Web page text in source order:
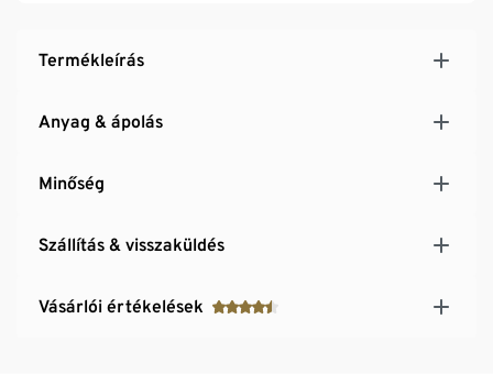
Termékleírás
Anyag & ápolás
Minőség
Szállítás & visszaküldés
Vásárlói értékelések